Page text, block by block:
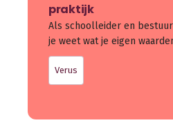
praktijk
Als schoolleider en
je weet wat je eigen
Verus